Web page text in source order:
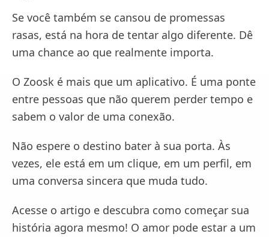
Se você também se cansou de promessas
rasas, está na hora de tentar algo diferente. Dê
uma chance ao que realmente importa.
O Zoosk é mais que um aplicativo. É uma ponte
entre pessoas que não querem perder tempo e
sabem o valor de uma conexão.
Não espere o destino bater à sua porta. Às
vezes, ele está em um clique, em um perfil, em
uma conversa sincera que muda tudo.
Acesse o artigo e descubra como começar sua
história agora mesmo! O amor pode estar a um